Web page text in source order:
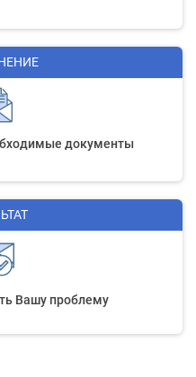
документы
Вашу проблему